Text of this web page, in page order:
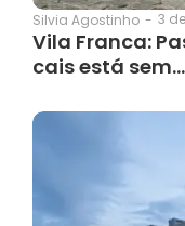
Silvia Agostinho - 3
Vila Franca:
cais está sem…